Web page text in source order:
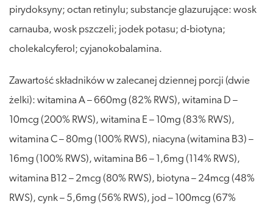
pirydoksyny; octan retinylu; substancje glazurujące: wosk
carnauba, wosk pszczeli; jodek potasu; d-biotyna;
cholekalcyferol; cyjanokobalamina.
Zawartość składników w zalecanej dziennej porcji (dwie
żelki): witamina A – 660mg (82% RWS), witamina D –
10mcg (200% RWS), witamina E – 10mg (83% RWS),
witamina C – 80mg (100% RWS), niacyna (witamina B3) –
16mg (100% RWS), witamina B6 – 1,6mg (114% RWS),
witamina B12 – 2mcg (80% RWS), biotyna – 24mcg (48%
RWS), cynk – 5,6mg (56% RWS), jod – 100mcg (67%